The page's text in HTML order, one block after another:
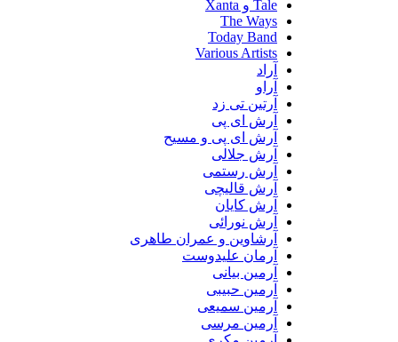
The Ways
Today Band
Various Artists
آرتین تی زد
آرش ای پی
آرش ای پی و مسیح
آرش جلالی
آرش رستمی
آرش قالیچی
آرش کایان
آرش نورائی
آرشاوین و عمران طاهری
آرمان علیدوست
آرمین بیانی
آرمین حبیبی
آرمین سمیعی
آرمین مرسی